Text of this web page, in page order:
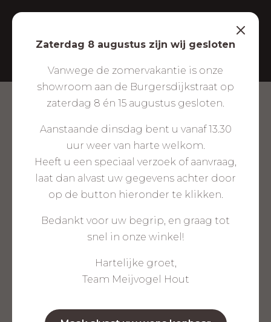
Zaterdag 8 augustus zijn wij gesloten
Vanwege de zomervakantie is onze
showroom aan de Burgersdijkstraat op
zaterdag 8 én 15 augustus gesloten.
Aanstaande dinsdag bent u vanaf 13.30
uur weer van harte welkom.
Heeft u een speciaal verzoek of aanvraag,
laat dan alvast uw gegevens achter door
op de button hieronder te klikken.
Bedankt voor uw begrip, en graag tot
snel in onze winkel!
Hartelijke groet,
Team Meijvogel Hout
ELEKTRISCHE VLOERVERWARMING
het comfort van elektrische vloerverwarming –
ideaal voor wie houdt van warme voeten, een
je nu kiest voor de badkamer, woonkamer of
een compleet verwarmde benedenverdieping:
elektrische vloerverwarming biedt comfort, stijl
én gemak – ook in bestaande woningen.